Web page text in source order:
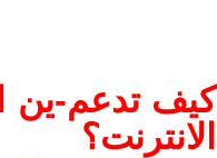
كيف تدعم-ين
الانترنت؟